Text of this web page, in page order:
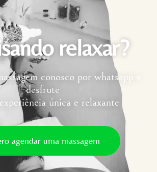
relaxar?
conosco por whatsapp e
desfrute
única e relaxante
agendar uma massagem